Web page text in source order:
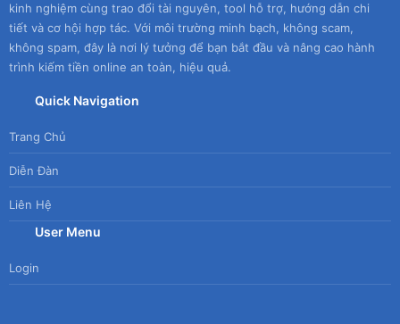
kinh nghiệm cùng trao đổi tài nguyên, tool hỗ trợ, hướng dẫn chi
tiết và cơ hội hợp tác. Với môi trường minh bạch, không scam,
không spam, đây là nơi lý tưởng để bạn bắt đầu và nâng cao hành
trình kiếm tiền online an toàn, hiệu quả.
Quick Navigation
Trang Chủ
Diễn Đàn
Liên Hệ
User Menu
Login